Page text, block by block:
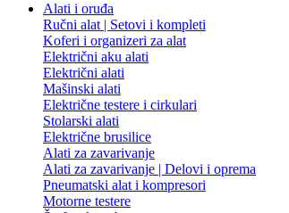
Alati i oruđa
Ručni alat | Setovi i kompleti
Koferi i organizeri za alat
Električni aku alati
Električni alati
Mašinski alati
Električne testere i cirkulari
Stolarski alati
Električne brusilice
Alati za zavarivanje
Alati za zavarivanje | Delovi i oprema
Pneumatski alat i kompresori
Motorne testere